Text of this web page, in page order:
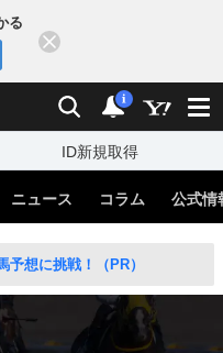
る
検索 通知
i
ID新規取得
ニュース コラム 公式情
想に挑戦！（PR）